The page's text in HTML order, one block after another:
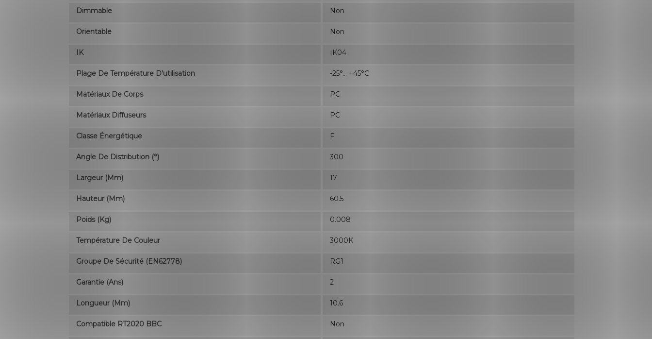
Dimmable Non
Orientable Non
IK IK04
Plage De Température D'utilisation -25°... +45°C
Matériaux De Corps PC
Matériaux Diffuseurs PC
Classe Énergétique F
Angle De Distribution (°) 300
Largeur (mm) 17
Hauteur (mm) 60.5
Poids (kg) 0.008
Température De Couleur 3000K
Groupe De Sécurité (EN62778) RG1
Garantie (ans) 2
Longueur (mm) 10.6
Compatible RT2020 BBC Non